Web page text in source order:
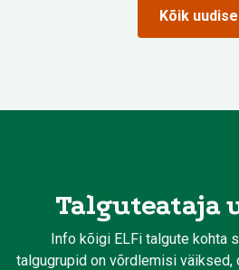
Kõik
Talguteataja
Info kõigi ELFi talgute kohta
talgugrupid on võrdlemisi